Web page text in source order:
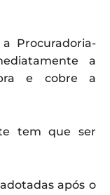
Procuradoria-
a
e cobre a
tem que ser
após o